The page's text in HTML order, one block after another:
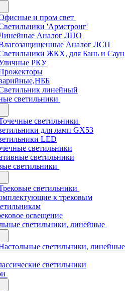
и пром свет
'Армстронг'
Аналог ЛПО
Аналог ЛСП
ЖКХ, для Бань и Саун
РКУ
линейный
светильники
светильники
для ламп GХ53
LED
светильники
светильники
светильники
светильники
к трековым
освещение
светильники, линейные
светильники, линейные
светильники